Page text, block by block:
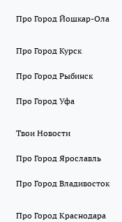
Про Город Йошкар-Ола
Про Город Курск
Про Город Рыбинск
Про Город Уфа
Твои Новости
Про Город Ярославль
Про Город Владивосток
Про Город Краснодара